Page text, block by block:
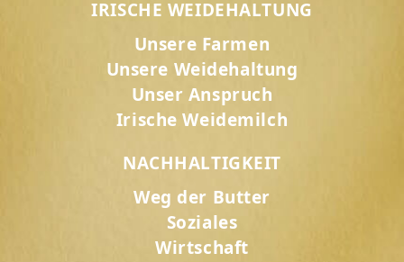
IRISCHE WEIDEHALTUNG
Unsere Farmen
Unsere Weidehaltung
Unser Anspruch
Irische Weidemilch
NACHHALTIGKEIT
Weg der Butter
Soziales
Wirtschaft